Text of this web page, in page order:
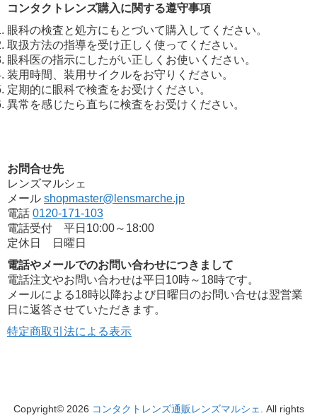
コンタクトレンズ購入に関する遵守事項
眼科の検査と処方にもとづいて購入してください。
取扱方法の指導を受け正しく使ってください。
眼科医の指示にしたがい正しくお使いください。
装用時間、装用サイクルをお守りください。
定期的に眼科で検査をお受けください。
異常を感じたら直ちに検査をお受けください。
お問合せ先
レンズマルシェ
メール shopmaster@lensmarche.jp
電話 0120-171-103
電話受付 平日10:00～18:00
定休日 日曜日
電話やメールでのお問い合わせにつきまして
電話注文やお問い合わせは平日10時～18時です。
メールによる18時以降および日曜日のお問い合せは翌営業
日に返答させていただきます。
特定商取引法による表示
Copyright© 2026 コンタクトレンズ通販レンズマルシェ
. All rights